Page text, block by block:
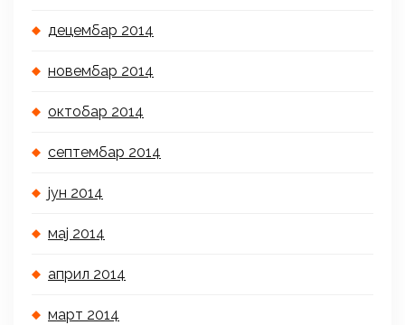
децембар 2014
новембар 2014
октобар 2014
септембар 2014
јун 2014
мај 2014
април 2014
март 2014